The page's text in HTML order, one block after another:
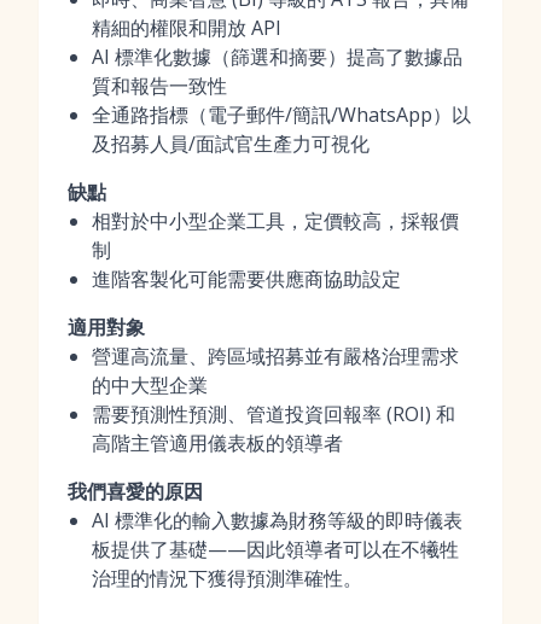
精細的權限和開放 API
AI 標準化數據（篩選和摘要）提高了數據品
質和報告一致性
全通路指標（電子郵件/簡訊/WhatsApp）以
及招募人員/面試官生產力可視化
缺點
相對於中小型企業工具，定價較高，採報價
制
進階客製化可能需要供應商協助設定
適用對象
營運高流量、跨區域招募並有嚴格治理需求
的中大型企業
需要預測性預測、管道投資回報率 (ROI) 和
高階主管適用儀表板的領導者
我們喜愛的原因
AI 標準化的輸入數據為財務等級的即時儀表
板提供了基礎——因此領導者可以在不犧牲
治理的情況下獲得預測準確性。